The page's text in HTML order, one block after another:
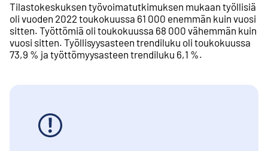
Tilastokeskuksen työvoimatutkimuksen mukaan työllisiä
oli vuoden 2022 toukokuussa 61 000 enemmän kuin vuosi
sitten. Työttömiä oli toukokuussa 68 000 vähemmän kuin
vuosi sitten. Työllisyysasteen trendiluku oli toukokuussa
73,9 % ja työttömyysasteen trendiluku 6,1 %.